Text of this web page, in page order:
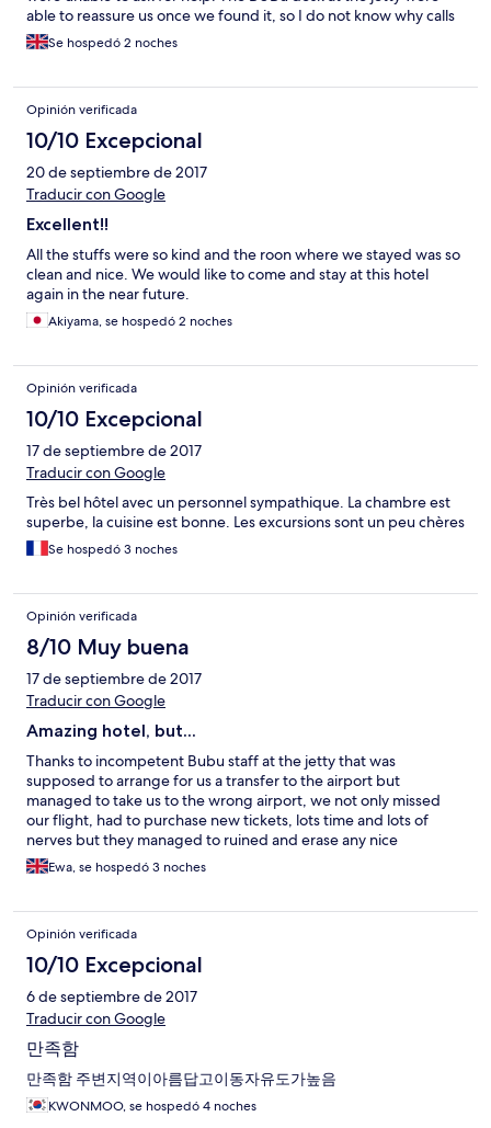
able to reassure us once we found it, so I do not know why calls
would not be directed to them as they were obviously open
every day. The staff in the restaurant and bars were all very
great-particularly the free 5pm one! It would be helpful if some
information was given in the rooms like how to use the safe, air
con etc. as we were only given brief information on arrival.
Se hospedó 2 noches
Opinión verificada
10/10 Excepcional
20 de septiembre de 2017
Traducir con Google
Excellent!!
All the stuffs were so kind and the roon where we stayed was so
clean and nice. We would like to come and stay at this hotel
again in the near future.
Akiyama, se hospedó 2 noches
Opinión verificada
10/10 Excepcional
17 de septiembre de 2017
Traducir con Google
Très bel hôtel avec un personnel sympathique. La chambre est
superbe, la cuisine est bonne. Les excursions sont un peu chères
Se hospedó 3 noches
Opinión verificada
8/10 Muy buena
17 de septiembre de 2017
Traducir con Google
Amazing hotel, but...
Thanks to incompetent Bubu staff at the jetty that was
supposed to arrange for us a transfer to the airport but
managed to take us to the wrong airport, we not only missed
our flight, had to purchase new tickets, lots time and lots of
nerves but they managed to ruined and erase any nice
memories we had from the holiday. So I do not remember
anymore the nice beach (although a bit spoiled with too many
and attentive Bubu Villas manager, friendly and smiley staff at
the property, clean and comfy rooms that are definitely the best
ones at the island... these potential beautiful memories where
ruined on our way back... we got the boat transfer to the jetty in
Besut, where BuBu "ground staff"asked as for our flight number
and departure time. We undenied the time and the departure
airport. We were informed that we can get some lunch and a
taxi will be waiting for us at 2pm to take us to the airport.
Great... how wrong we were. After one hour drive we started to
be worried as the surroundings did not look like Kuala
Terranganu. We asked the driver (who spoke almost no English)
Ewa, se hospedó 3 noches
Opinión verificada
10/10 Excepcional
6 de septiembre de 2017
Traducir con Google
만족함
만족함 주변지역이아름답고이동자유도가높음
KWONMOO, se hospedó 4 noches